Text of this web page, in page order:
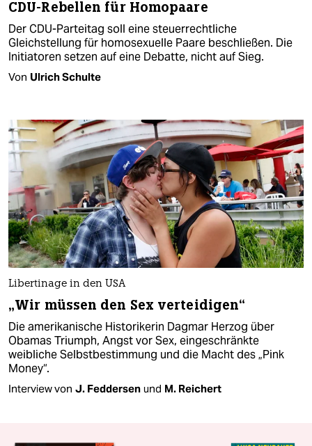
CDU-Rebellen für Homopaare
Der CDU-Parteitag soll eine steuerrechtliche
Gleichstellung für homosexuelle Paare beschließen. Die
Initiatoren setzen auf eine Debatte, nicht auf Sieg.
Von Ulrich Schulte
Libertinage in den USA
„Wir müssen den Sex verteidigen“
Die amerikanische Historikerin Dagmar Herzog über
Obamas Triumph, Angst vor Sex, eingeschränkte
weibliche Selbstbestimmung und die Macht des „Pink
Money“.
Interview von J. Feddersen und M. Reichert